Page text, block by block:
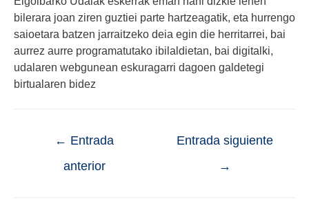
bilerara joan ziren guztiei parte hartzeagatik, eta hurrengo
saioetara batzen jarraitzeko deia egin die herritarrei, bai
aurrez aurre programatutako ibilaldietan, bai digitalki,
udalaren webgunean eskuragarri dagoen galdetegi
birtualaren bidez
← Entrada
anterior
Entrada siguiente
→